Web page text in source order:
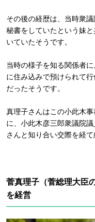
その後の経歴は、当時衆
秘書をしていたという妹
いていたそうです。
当時の様子を知る関係者
に住み込みで預けられて
だったそうです。
真理子さんはこの小此木
に、小此木彦三郎衆議院
さんと知り合い交際を経て
菅真理子（菅総理大臣
を経営